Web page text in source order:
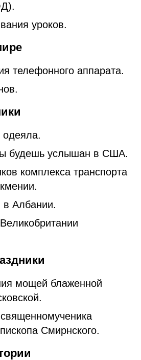
уроков.
телефонного аппарата.
одеяла.
будешь уcлышaн в США.
комплекса транспорта
в Албании.
мощей блаженной
Смирнского.